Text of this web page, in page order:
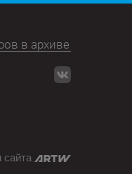
сайта